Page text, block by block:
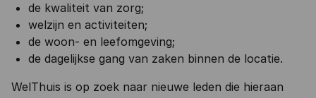
de kwaliteit van zorg;
welzijn en activiteiten;
de woon- en leefomgeving;
de dagelijkse gang van zaken binnen de locatie.
WelThuis is op zoek naar nieuwe leden die hieraan